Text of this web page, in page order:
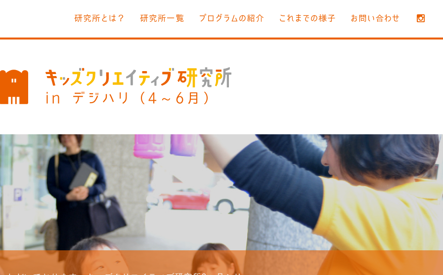
研究所とは？ 研究所一覧 プログラムの紹介 これまでの様子 お問い合わせ
in デジハリ（4～6月）